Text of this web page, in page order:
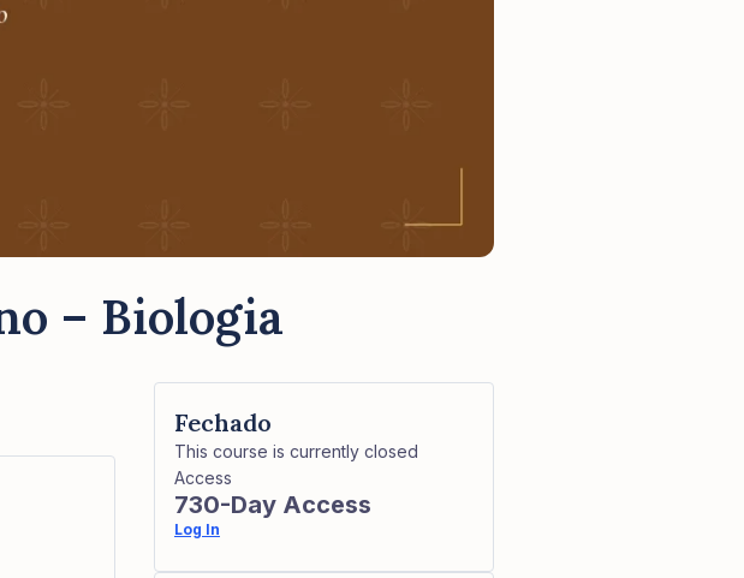
– Biologia
Fechado
This course is currently closed
Access
730-Day Access
Log In